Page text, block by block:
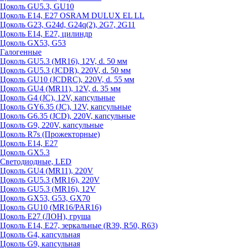
Цоколь GU5.3, GU10
Цоколь Е14, Е27 OSRAM DULUX EL LL
Цоколь G23, G24d, G24q(2), 2G7, 2G11
Цоколь Е14, Е27, цилиндр
Цоколь GX53, G53
Галогенные
Цоколь GU5.3 (MR16), 12V, d. 50 мм
Цоколь GU5.3 (JCDR), 220V, d. 50 мм
Цоколь GU10 (JCDRC), 220V, d. 55 мм
Цоколь GU4 (MR11), 12V, d. 35 мм
Цоколь G4 (JC), 12V, капсульные
Цоколь GY6.35 (JC), 12V, капсульные
Цоколь G6.35 (JCD), 220V, капсульные
Цоколь G9, 220V, капсульные
Цоколь R7s (Прожекторные)
Цоколь E14, E27
Цоколь GX5.3
Светодиодные, LED
Цоколь GU4 (MR11), 220V
Цоколь GU5.3 (MR16), 220V
Цоколь GU5.3 (MR16), 12V
Цоколь GX53, G53, GX70
Цоколь GU10 (MR16/PAR16)
Цоколь Е27 (ЛОН), груша
Цоколь Е14, Е27, зеркальные (R39, R50, R63)
Цоколь G4, капсульная
Цоколь G9, капсульная